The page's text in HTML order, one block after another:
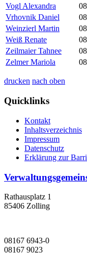
Vogl Alexandra
Vrhovnik Daniel
Weinzierl Martin
Weiß Renate
Zeilmaier Tahnee
Zelmer Mariola
drucken nach oben
Quicklinks
Kontakt
Inhaltsverzeichnis
Impressum
Datenschutz
Erklärung zur
Rathausplatz 1
85406 Zolling
08167 6943-0
08167 9023